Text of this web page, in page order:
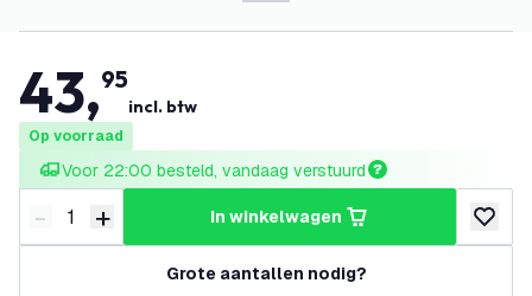
43,95
incl. btw
Op voorraad
Voor 22:00 besteld, vandaag verstuurd
Verminder hoeveelheid
- Verhoog hoeveelheid
+ in winkelwagen
Grote aantallen nodig?